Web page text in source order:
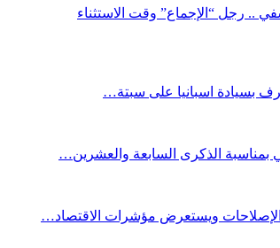
.. رجل “الإجماع” وقت الاستثناء
بسيادة اسبانيا على سبتة…
بمناسبة الذكرى السابعة والعشرين…
ويستعرض مؤشرات الاقتصاد…